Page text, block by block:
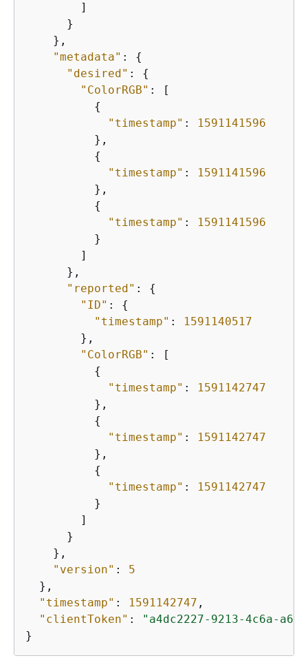
        ]
      }
    },
"metadata" : {
"desired" : {
"ColorRGB" : [
{
"timestamp" :
1591141596
          },
{
"timestamp" :
1591141596
          },
{
"timestamp" :
1591141596
          }
        ]
      },
"reported" : {
"ID" : {
"timestamp" :
1591140517
        },
"ColorRGB" : [
{
"timestamp" :
1591142747
          },
{
"timestamp" :
1591142747
          },
{
"timestamp" :
1591142747
          }
        ]
      }
    },
"version" : 5
  },
"timestamp" : 1591142747 ,
"clientToken" :
"a4dc2227-9213-4c6a-
}